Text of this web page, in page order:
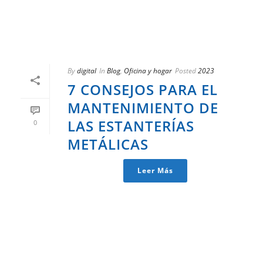
0
Bydigital In Blog, Oficina y hogar Posted2023
7 CONSEJOS PARA EL
MANTENIMIENTO DE
LAS ESTANTERÍAS
METÁLICAS
Leer Más